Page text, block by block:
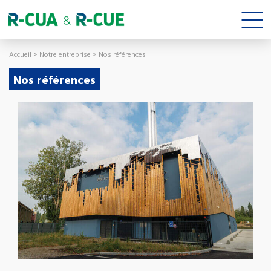
Accueil > Notre entreprise > Nos références
Nos références